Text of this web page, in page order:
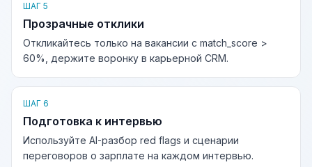
ШАГ 5
Прозрачные отклики
Откликайтесь только на вакансии с match_score >
60%, держите воронку в карьерной CRM.
ШАГ 6
Подготовка к интервью
Используйте AI-разбор red flags и сценарии
переговоров о зарплате на каждом интервью.